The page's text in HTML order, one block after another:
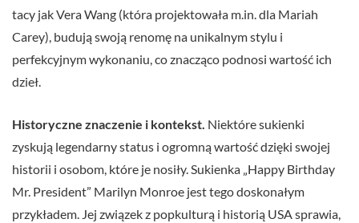
tacy jak Vera Wang (która projektowała m.in. dla Mariah
Carey), budują swoją renomę na unikalnym stylu i
perfekcyjnym wykonaniu, co znacząco podnosi wartość ich
dzieł.
Historyczne znaczenie i kontekst. Niektóre sukienki
zyskują legendarny status i ogromną wartość dzięki swojej
historii i osobom, które je nosiły. Sukienka „Happy Birthday
Mr. President” Marilyn Monroe jest tego doskonałym
przykładem. Jej związek z popkulturą i historią USA sprawia,